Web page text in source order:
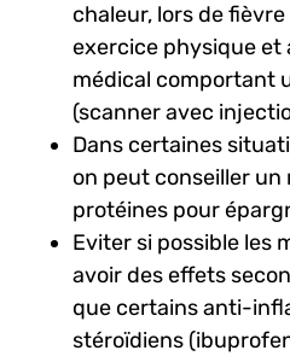
chaleur, lors de
exercice physique
médical comportant
(scanner avec
Dans certaines
on peut conseiller un
protéines pour
Eviter si possible les
avoir des effets
que certains anti-
stéroïdiens